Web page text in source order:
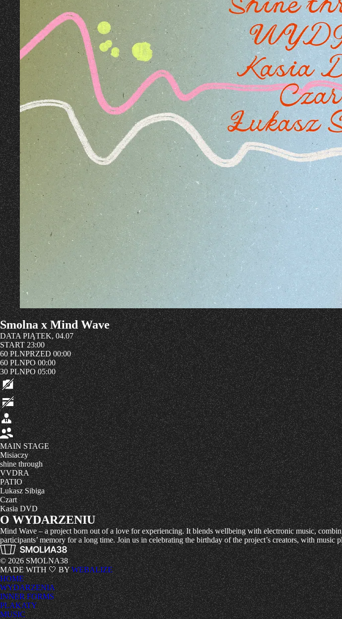
Smolna x Mind Wave
DATA PIĄTEK, 04.07
START 23:00
60 PLNPRZED 00:00
60 PLNPO 00:00
30 PLNPO 05:00
MAIN STAGE
Misiaczy
shine through
VVDRA
PATIO
Lukasz Sibiga
Czart
Kasia DVD
O WYDARZENIU
Mind Wave – a project born out of a love for experiencing.It blends wellbeing with electronic music,
participants’ memory for a long time.Join us in celebrating the birthday of the project’s creators, with music
© 2026 SMOLNA38
MADE WITH 🤍 BY WEBALIZE
HOME
WYDARZENIA
INNER FORMS
PLAKATY
MUSIC